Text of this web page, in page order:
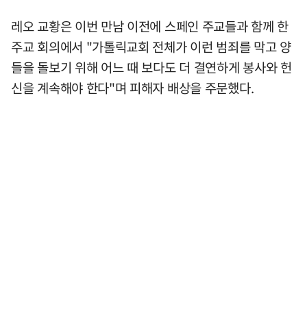
레오 교황은 이번 만남 이전에 스페인 주교들과 함께 한
주교 회의에서 "가톨릭교회 전체가 이런 범죄를 막고 양
들을 돌보기 위해 어느 때 보다도 더 결연하게 봉사와 헌
신을 계속해야 한다"며 피해자 배상을 주문했다.